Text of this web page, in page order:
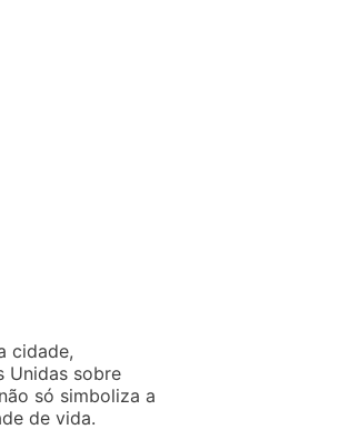
cidade,
Unidas sobre
só simboliza a
de vida.